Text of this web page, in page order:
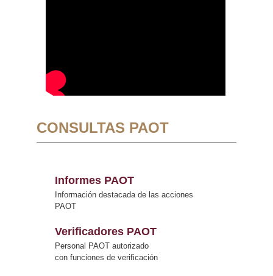
CONSULTAS PAOT
Informes PAOT
Información destacada de las acciones
PAOT
Verificadores PAOT
Personal PAOT autorizado
con funciones de verificación